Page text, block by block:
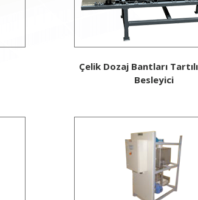
Çelik Dozaj Bantları
Besleyici